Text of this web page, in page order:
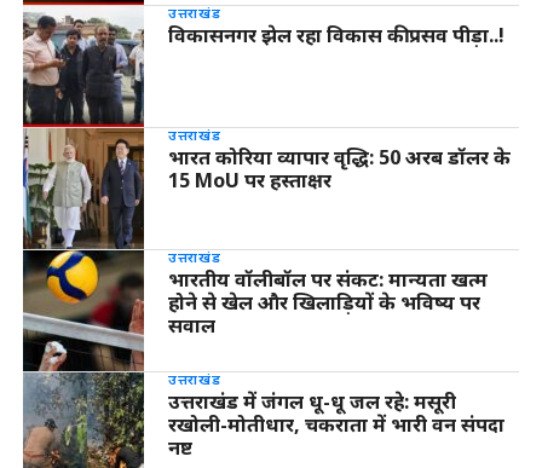
उत्तराखंड
विकासनगर झेल रहा विकास की प्रसव पीड़ा..!
उत्तराखंड
भारत कोरिया व्यापार वृद्धि: 50 अरब डॉलर के
15 MoU पर हस्ताक्षर
उत्तराखंड
भारतीय वॉलीबॉल पर संकट: मान्यता खत्म
होने से खेल और खिलाड़ियों के भविष्य पर
सवाल
उत्तराखंड
उत्तराखंड में जंगल धू-धू जल रहे: मसूरी
रखोली-मोतीधार, चकराता में भारी वन संपदा
नष्ट